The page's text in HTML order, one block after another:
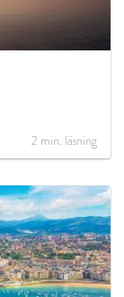
2 min. läsning